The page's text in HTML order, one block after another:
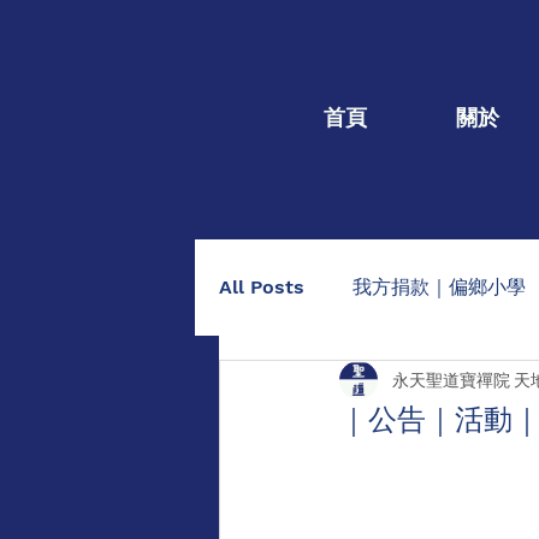
首頁 關於
All Posts 我方捐款｜偏鄉小學
我方捐款｜個人個案 捐棺
｜公告｜活動
永天聖道寶禪院 天